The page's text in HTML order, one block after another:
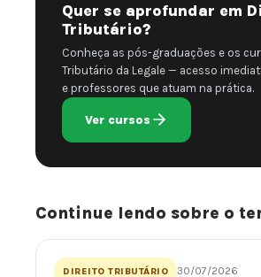
Quer se aprofundar em
Tributário?
Conheça as pós-graduações e os
Tributário da Legale — acesso
e professores que atuam na prática.
Ver cursos
Continue lendo sobre o
DIREITO TRIBUTÁRIO 30/07/2026